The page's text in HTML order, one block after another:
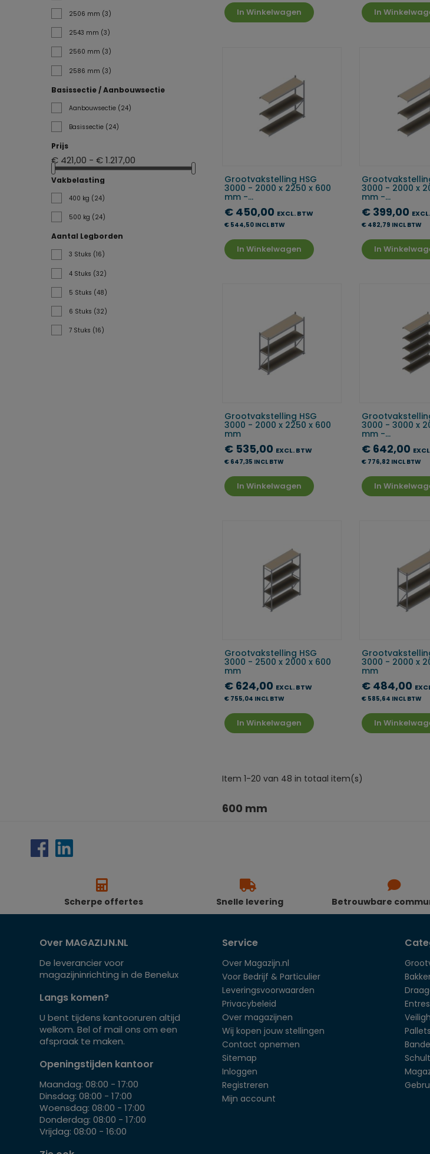
2506 mm (3)
2543 mm (3)
2560 mm (3)
2586 mm (3)
Basissectie / Aanbouwsectie
Aanbouwsectie (24)
Basissectie (24)
Prijs
€ 421,00 - € 1.217,00
Vakbelasting
400 kg (24)
500 kg (24)
Aantal Legborden
3 Stuks (16)
4 Stuks (32)
5 Stuks (48)
6 Stuks (32)
7 Stuks (16)
In Winkelwagen In
Grootvakstelling HSG
3000 - 2000 x 2250 x 600
mm -...
€ 450,00 EXCL. BTW
€ 544,50 INCL BTW
In Winkelwagen
3000 - 2000 x
mm -...
€ 399,00
€ 482,79 INCL BTW
In
Grootvakstelling HSG
3000 - 2000 x 2250 x 600
mm
€ 535,00 EXCL. BTW
€ 647,35 INCL BTW
In Winkelwagen
3000 - 3000 x
mm -...
€ 642,00
€ 776,82 INCL BTW
In
Grootvakstelling HSG
3000 - 2500 x 2000 x 600
mm
€ 624,00 EXCL. BTW
€ 755,04 INCL BTW
In Winkelwagen
3000 - 2000 x
mm
€ 484,00
€ 585,64 INCL BTW
In
Item 1-20 van 48 in totaal item(s)
600 mm
Scherpe offertes Snelle levering Betrouwbare
Over MAGAZIJN.NL
De leverancier voor
magazijninrichting in de Benelux
Langs komen?
U bent tijdens kantooruren altijd
welkom. Bel of mail ons om een
afspraak te maken.
Openingstijden kantoor
Maandag: 08:00 - 17:00
Dinsdag: 08:00 - 17:00
Woensdag: 08:00 - 17:00
Donderdag: 08:00 - 17:00
Vrijdag: 08:00 - 16:00
Service
Over Magazijn.nl
Voor Bedrijf & Particulier
Leveringsvoorwaarden
Privacybeleid
Over magazijnen
Wij kopen jouw stellingen
Contact opnemen
Sitemap
Inloggen
Registreren
Mijn account